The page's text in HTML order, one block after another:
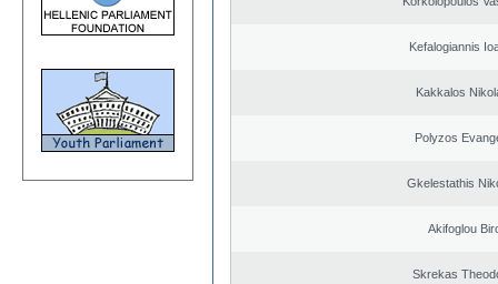
Kefalogiannis
Kakkalos
Polyzos
Gkelestathis
Akifoglou
Skrekas